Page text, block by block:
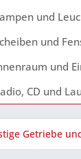
und
und
und
CD und
Getriebe